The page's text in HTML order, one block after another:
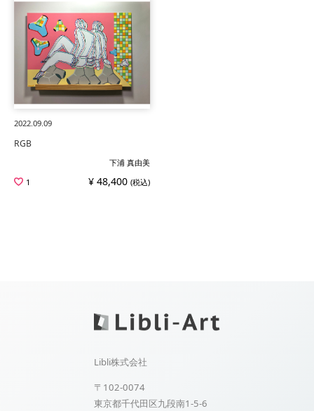
2022.09.09
RGB
下浦 真由美
1
¥ 48,400 (税込)
Libli株式会社
〒102-0074
東京都千代田区九段南1-5-6